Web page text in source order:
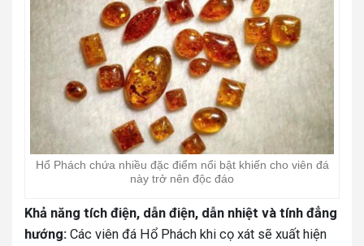
Hổ Phách chứa nhiều đặc điểm nổi bật khiến cho viên đá
này trở nên độc đáo
Khả năng tích điện, dẫn điện, dẫn nhiệt và tính đẳng
hướng: Các viên đá Hổ Phách khi cọ xát sẽ xuất hiện